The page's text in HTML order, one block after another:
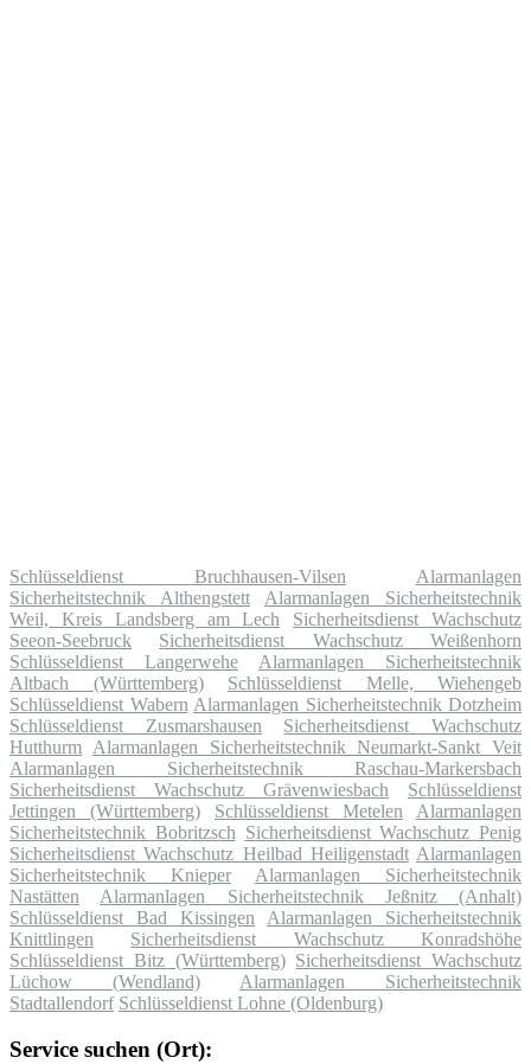
Schlüsseldienst Bruchhausen-Vilsen
Alarmanlagen
Sicherheitstechnik Althengstett
Alarmanlagen Sicherheitstechnik
Weil, Kreis Landsberg am Lech
Sicherheitsdienst Wachschutz
Seeon-Seebruck
Sicherheitsdienst Wachschutz Weißenhorn
Schlüsseldienst Langerwehe
Alarmanlagen Sicherheitstechnik
Altbach (Württemberg)
Schlüsseldienst Melle, Wiehengeb
Schlüsseldienst Wabern Alarmanlagen Sicherheitstechnik Dotzheim
Schlüsseldienst Zusmarshausen
Sicherheitsdienst Wachschutz
Hutthurm Alarmanlagen Sicherheitstechnik Neumarkt-Sankt Veit
Alarmanlagen Sicherheitstechnik Raschau-Markersbach
Sicherheitsdienst Wachschutz Grävenwiesbach
Schlüsseldienst
Jettingen (Württemberg)
Schlüsseldienst Metelen
Alarmanlagen
Sicherheitstechnik Bobritzsch Sicherheitsdienst Wachschutz Penig
Sicherheitsdienst Wachschutz Heilbad Heiligenstadt Alarmanlagen
Sicherheitstechnik Knieper
Alarmanlagen Sicherheitstechnik
Nastätten
Alarmanlagen Sicherheitstechnik Jeßnitz (Anhalt)
Schlüsseldienst Bad Kissingen
Alarmanlagen Sicherheitstechnik
Knittlingen
Sicherheitsdienst Wachschutz Konradshöhe
Schlüsseldienst Bitz (Württemberg) Sicherheitsdienst Wachschutz
Lüchow (Wendland)
Alarmanlagen Sicherheitstechnik
Stadtallendorf Schlüsseldienst Lohne (Oldenburg)
Service suchen (Ort):